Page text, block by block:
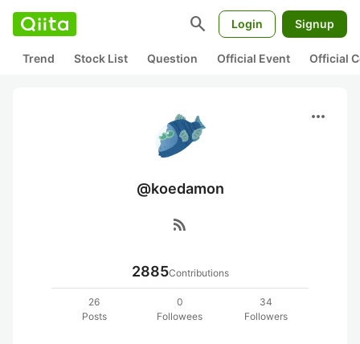
search Login Signup
Trend Stock List Question Official Event Official
more_horiz
@koedamon
rss_feed
2885Contributions
26
Posts
0
Followees
34
Followers